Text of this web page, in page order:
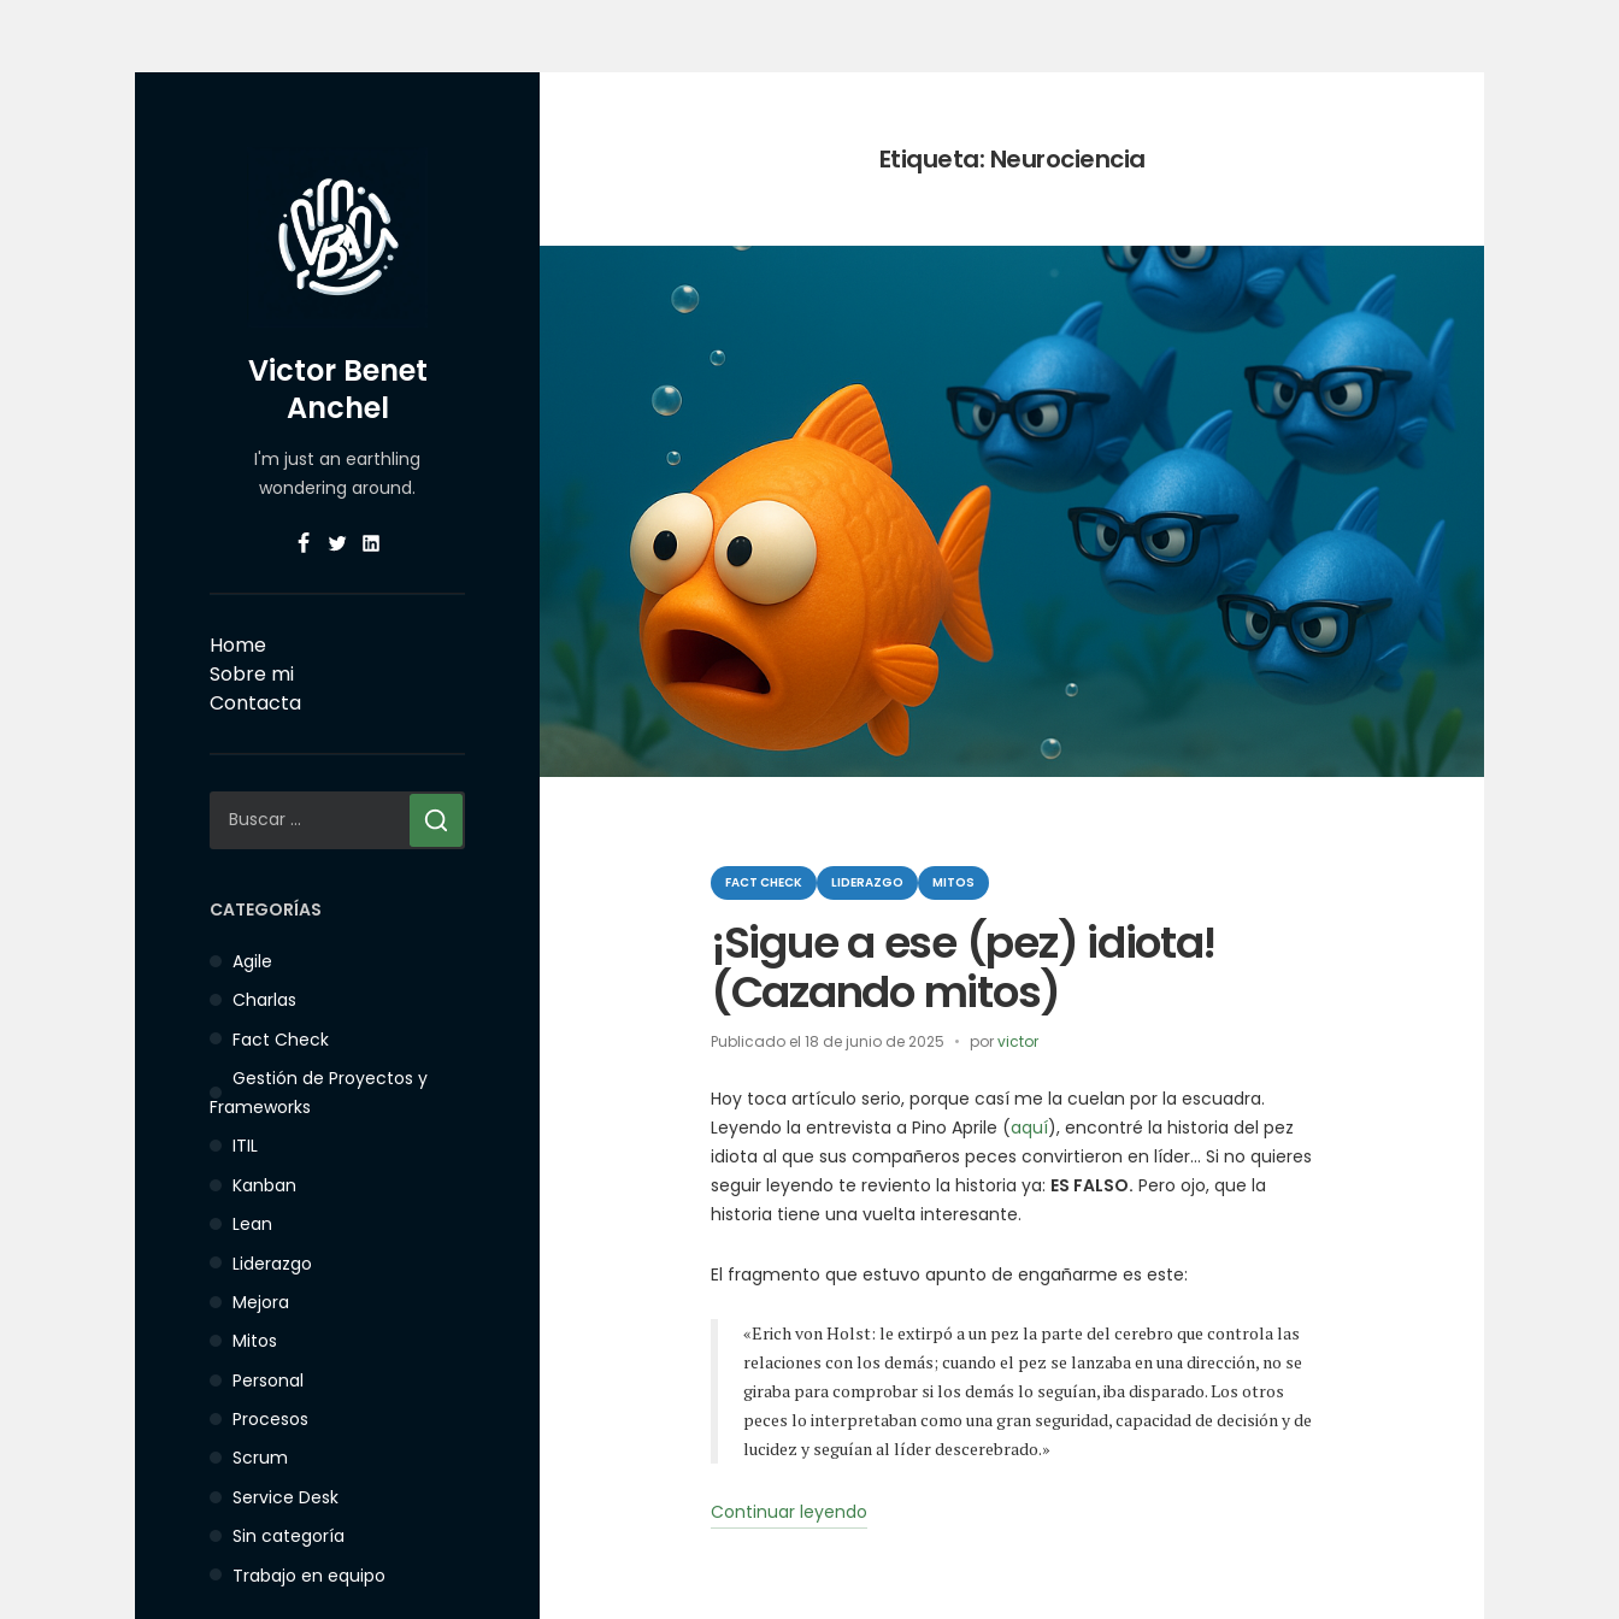
Victor Benet
Anchel
I'm just an earthling
wondering around.
Facebook
TwitterLinkedin
Home
Sobre mi
Contacta
Buscar:
CATEGORÍAS
Agile
Charlas
Fact Check
Gestión de Proyectos y
Frameworks
ITIL
Kanban
Lean
Liderazgo
Mejora
Mitos
Personal
Procesos
Scrum
Service Desk
Sin categoría
Trabajo en equipo
Etiqueta: Neurociencia
Categorias
FACT CHECK LIDERAZGO MITOS
¡Sigue a ese (pez) idiota!
(Cazando mitos)
Publicado el 18 de junio de 2025 porvictor
Hoy toca artículo serio, porque casí me la cuelan por la escuadra.
Leyendo la entrevista a Pino Aprile (aquí), encontré la historia del pez
idiota al que sus compañeros peces convirtieron en líder… Si no quieres
seguir leyendo te reviento la historia ya: ES FALSO. Pero ojo, que la
historia tiene una vuelta interesante.
El fragmento que estuvo apunto de engañarme es este:
«Erich von Holst: le extirpó a un pez la parte del cerebro que controla las
relaciones con los demás; cuando el pez se lanzaba en una dirección, no se
giraba para comprobar si los demás lo seguían, iba disparado. Los otros
peces lo interpretaban como una gran seguridad, capacidad de decisión y de
lucidez y seguían al líder descerebrado.»
Continuar leyendo